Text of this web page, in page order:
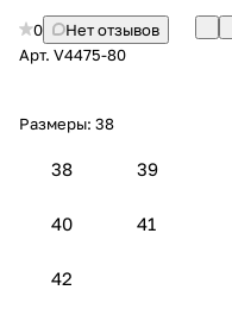
0
Нет отзывов
Арт. V4475-80
Размеры: 38
38 39
40 41
42